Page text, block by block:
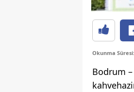
Okunma
Bodrum